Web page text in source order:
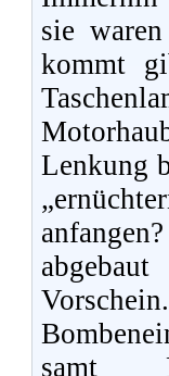
sie
kommt
Lenkung
samt